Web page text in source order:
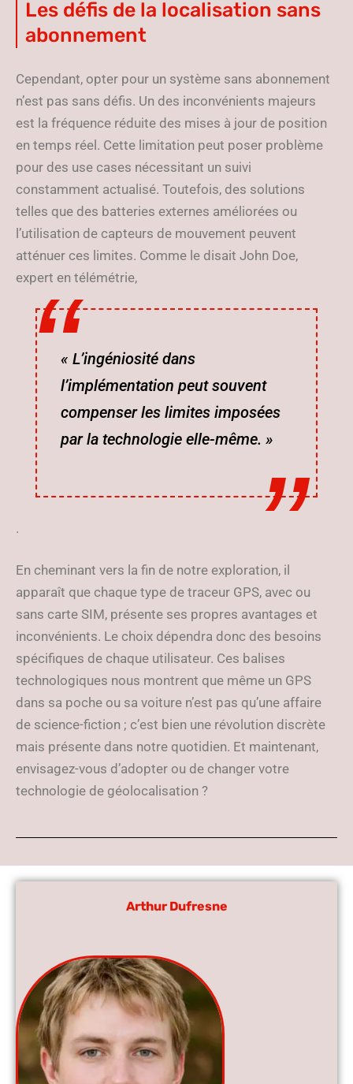
Les défis de la localisation sans
abonnement
Cependant, opter pour un système sans abonnement
n’est pas sans défis. Un des inconvénients majeurs
est la fréquence réduite des mises à jour de position
en temps réel. Cette limitation peut poser problème
pour des use cases nécessitant un suivi
constamment actualisé. Toutefois, des solutions
telles que des batteries externes améliorées ou
l’utilisation de capteurs de mouvement peuvent
atténuer ces limites. Comme le disait John Doe,
expert en télémétrie,
« L’ingéniosité dans
l’implémentation peut souvent
compenser les limites imposées
par la technologie elle-même. »
.
En cheminant vers la fin de notre exploration, il
apparaît que chaque type de traceur GPS, avec ou
sans carte SIM, présente ses propres avantages et
inconvénients. Le choix dépendra donc des besoins
spécifiques de chaque utilisateur. Ces balises
technologiques nous montrent que même un GPS
dans sa poche ou sa voiture n’est pas qu’une affaire
de science-fiction ; c’est bien une révolution discrète
mais présente dans notre quotidien. Et maintenant,
envisagez-vous d’adopter ou de changer votre
technologie de géolocalisation ?
Arthur Dufresne